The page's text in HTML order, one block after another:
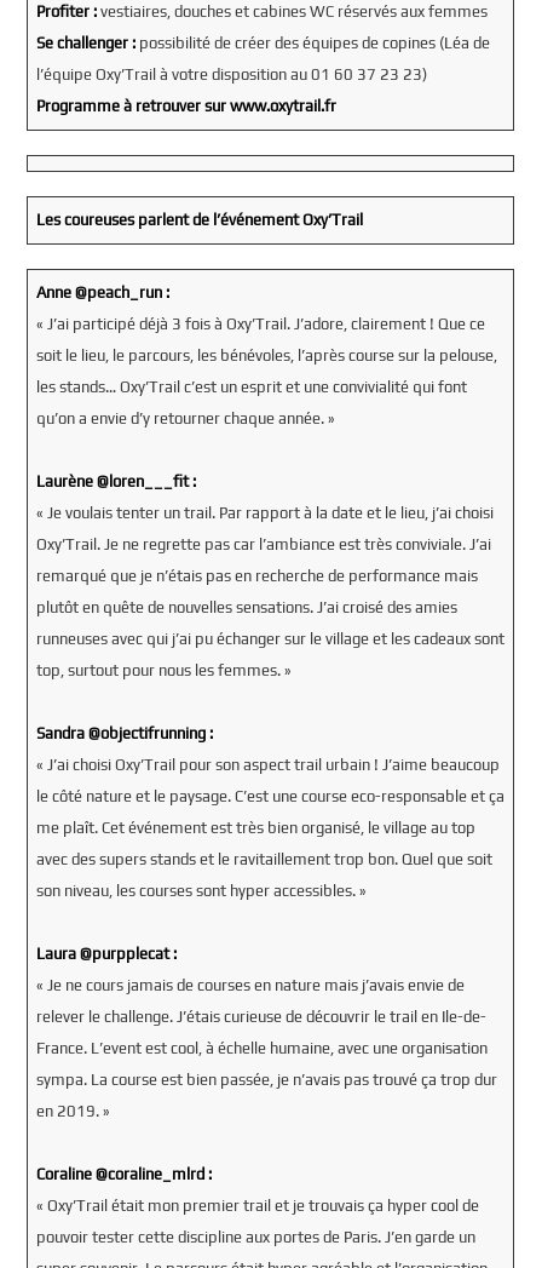
Profiter : vestiaires, douches et cabines WC réservés aux femmes
Se challenger : possibilité de créer des équipes de copines (Léa de
l’équipe Oxy’Trail à votre disposition au 01 60 37 23 23)
Programme à retrouver sur www.oxytrail.fr
Les coureuses parlent de l’événement Oxy’Trail
Anne @peach_run :
« J’ai participé déjà 3 fois à Oxy’Trail. J’adore, clairement ! Que ce
soit le lieu, le parcours, les bénévoles, l’après course sur la pelouse,
les stands… Oxy’Trail c’est un esprit et une convivialité qui font
qu’on a envie d’y retourner chaque année. »
Laurène @loren___fit :
« Je voulais tenter un trail. Par rapport à la date et le lieu, j’ai choisi
Oxy’Trail. Je ne regrette pas car l’ambiance est très conviviale. J’ai
remarqué que je n’étais pas en recherche de performance mais
plutôt en quête de nouvelles sensations. J’ai croisé des amies
runneuses avec qui j’ai pu échanger sur le village et les cadeaux sont
top, surtout pour nous les femmes. »
Sandra @objectifrunning :
« J’ai choisi Oxy’Trail pour son aspect trail urbain ! J’aime beaucoup
le côté nature et le paysage. C’est une course eco-responsable et ça
me plaît. Cet événement est très bien organisé, le village au top
avec des supers stands et le ravitaillement trop bon. Quel que soit
son niveau, les courses sont hyper accessibles. »
Laura @purpplecat :
« Je ne cours jamais de courses en nature mais j’avais envie de
relever le challenge. J’étais curieuse de découvrir le trail en Ile-de-
France. L’event est cool, à échelle humaine, avec une organisation
sympa. La course est bien passée, je n’avais pas trouvé ça trop dur
en 2019. »
Coraline @coraline_mlrd :
« Oxy’Trail était mon premier trail et je trouvais ça hyper cool de
pouvoir tester cette discipline aux portes de Paris. J’en garde un